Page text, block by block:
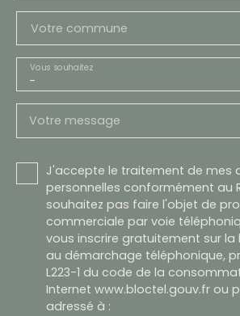
Votre commune
-
Vous souhaitez
Votre message
J'accepte le traitement de mes
personnelles conformément au
souhaitez pas faire l'objet de
commerciale par voie
vous inscrire gratuitement sur
au démarchage téléphonique,
L223-1 du code de la
Internet www.bloctel.gouv.fr ou
adressé à :